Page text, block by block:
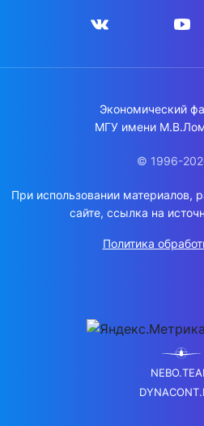
Экономический
МГУ имени
© 1996-
При использовании материалов,
сайте, ссылка на
Политика